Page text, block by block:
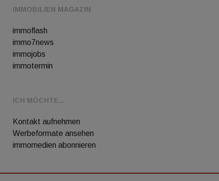
IMMOBILIEN MAGAZIN
immoflash
immo7news
immojobs
immotermin
ICH MÖCHTE...
Kontakt aufnehmen
Werbeformate ansehen
immomedien abonnieren